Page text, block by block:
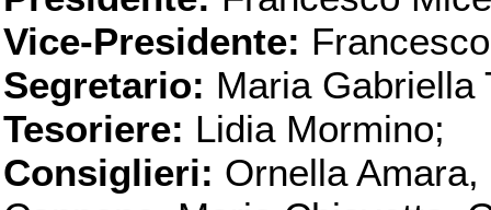
Vice-Presidente:
Segretario: Maria Gabriella
Tesoriere: Lidia Mormino;
Consiglieri: Ornella